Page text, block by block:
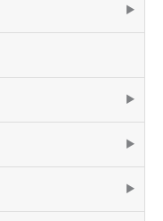
▶
▶
▶
▶